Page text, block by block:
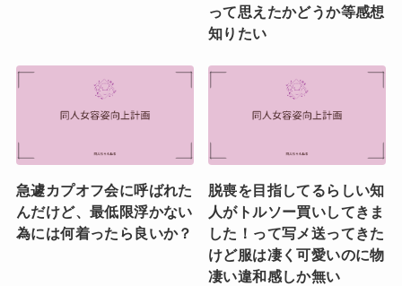
って思えたかどうか等感想
知りたい
急遽カプオフ会に呼ばれた
んだけど、最低限浮かない
為には何着ったら良いか？
脱喪を目指してるらしい知
人がトルソー買いしてきま
した！って写メ送ってきた
けど服は凄く可愛いのに物
凄い違和感しか無い